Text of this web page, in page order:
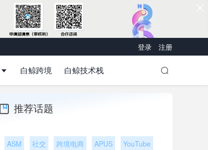
登录 注册
白鲸跨境 白鲸技术栈
推荐话题
ASM 社交 跨境电商 APUS YouTube